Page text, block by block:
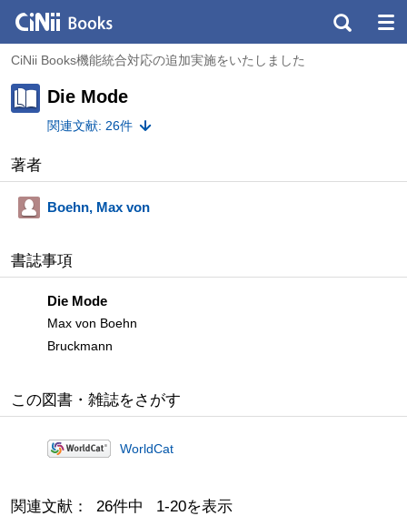
CiNii Books機能統合対応の追加実施をいたしました
Die Mode
関連文献: 26件
著者
Boehn, Max von
書誌事項
Die Mode
Max von Boehn
Bruckmann
この図書・雑誌をさがす
WorldCat
関連文献： 26件中 1-20を表示